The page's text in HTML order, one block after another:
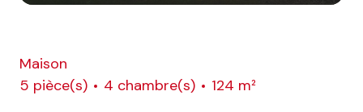
Maison
5 pièce(s)
4 chambre(s)
124 m²